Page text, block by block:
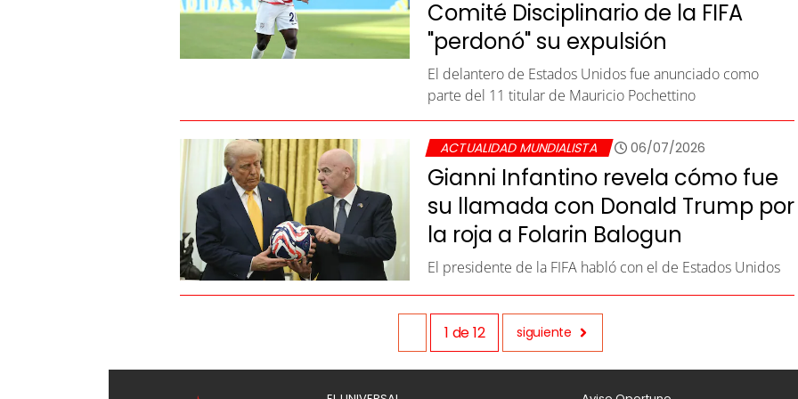
Comité Disciplinario de la FIFA
"perdonó" su expulsión
El delantero de Estados Unidos fue anunciado como
parte del 11 titular de Mauricio Pochettino
ACTUALIDAD MUNDIALISTA 06/07/2026
Gianni Infantino revela cómo fue
su llamada con Donald Trump por
la roja a Folarin Balogun
El presidente de la FIFA habló con el de Estados Unidos
1 de12 siguiente